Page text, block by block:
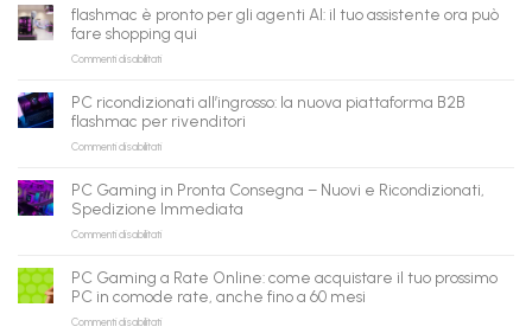
flashmac è pronto per gli agenti AI: il tuo assistente ora può
fare shopping qui
Commenti disabilitatisu
pronto
per
gli
AI:
il
tuo
assistente
può
fare
qui
PC ricondizionati all’ingrosso: la nuova piattaforma B2B
flashmac per rivenditori
Commenti disabilitatisu
ricondizionati
all’ingrosso:
la
nuova
B2B
flashmac
per
rivenditori
PC Gaming in Pronta Consegna – Nuovi e Ricondizionati,
Spedizione Immediata
Commenti disabilitatisu
Gaming
in
Pronta
Consegna
PC Gaming a Rate Online: come acquistare il tuo prossimo
PC in comode rate, anche fino a 60 mesi
Commenti disabilitatisu